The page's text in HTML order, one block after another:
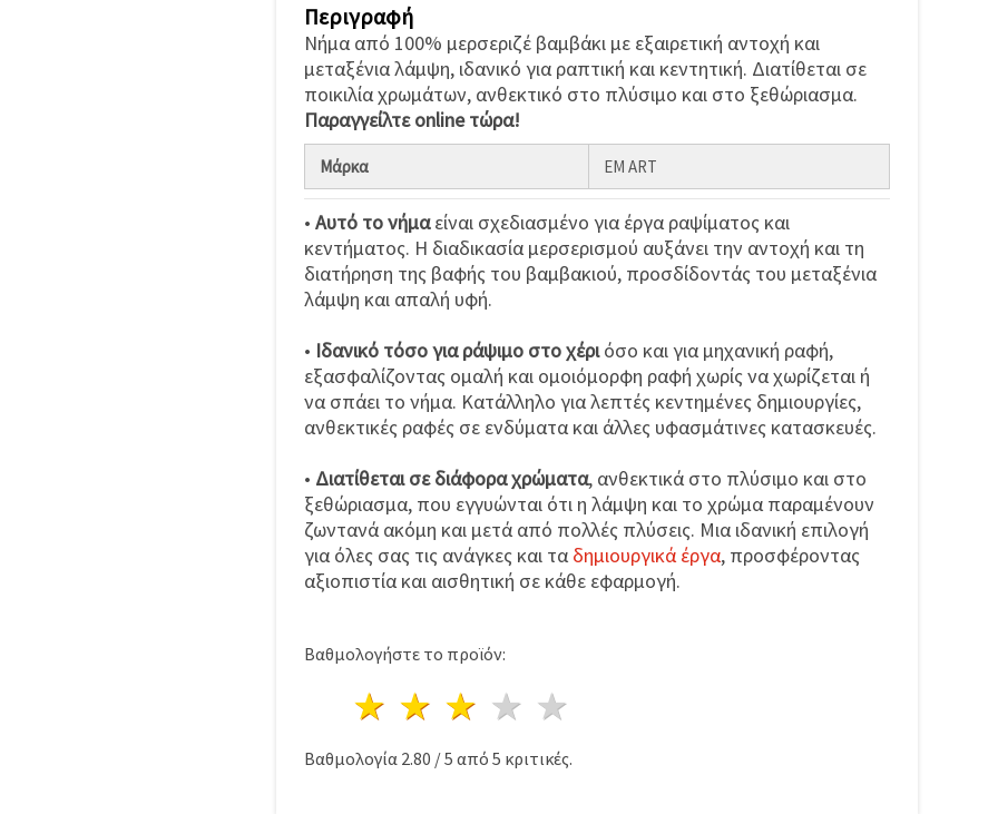
Περιγραφή
Νήμα από 100% μερσεριζέ βαμβάκι με εξαιρετική αντοχή και
μεταξένια λάμψη, ιδανικό για ραπτική και κεντητική. Διατίθεται σε
ποικιλία χρωμάτων, ανθεκτικό στο πλύσιμο και στο ξεθώριασμα.
Παραγγείλτε online τώρα!
Μάρκα EM ART
• Αυτό το νήμαείναι σχεδιασμένο για έργα ραψίματος και
κεντήματος. Η διαδικασία μερσερισμού αυξάνει την αντοχή και τη
διατήρηση της βαφής του βαμβακιού, προσδίδοντάς του μεταξένια
λάμψη και απαλή υφή.
• Ιδανικό τόσο για ράψιμο στο χέριόσο και για μηχανική ραφή,
εξασφαλίζοντας ομαλή και ομοιόμορφη ραφή χωρίς να χωρίζεται ή
να σπάει το νήμα. Κατάλληλο για λεπτές κεντημένες δημιουργίες,
ανθεκτικές ραφές σε ενδύματα και άλλες υφασμάτινες κατασκευές.
• Διατίθεται σε διάφορα χρώματα, ανθεκτικά στο πλύσιμο και στο
ξεθώριασμα, που εγγυώνται ότι η λάμψη και το χρώμα παραμένουν
ζωντανά ακόμη και μετά από πολλές πλύσεις. Μια ιδανική επιλογή
για όλες σας τις ανάγκες και τα δημιουργικά έργα, προσφέροντας
αξιοπιστία και αισθητική σε κάθε εφαρμογή.
Βαθμολογήστε το προϊόν:
4 Αστέρια
3 Αστέρια
2 Αστέρια
1 Αστέρι
Βαθμολογία 2.80 /5 από 5 κριτικές.